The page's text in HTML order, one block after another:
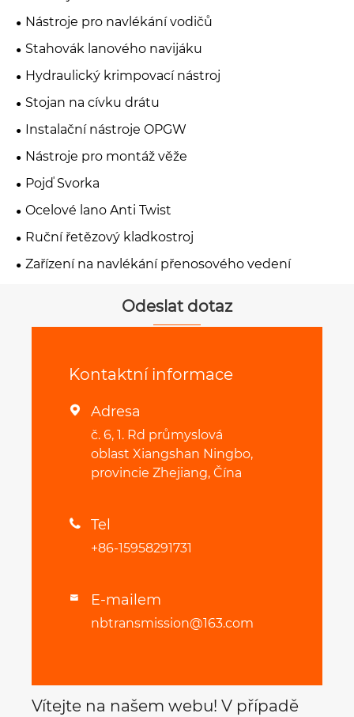
Nástroje pro navlékání vodičů
Stahovák lanového navijáku
Hydraulický krimpovací nástroj
Stojan na cívku drátu
Instalační nástroje OPGW
Nástroje pro montáž věže
Pojď Svorka
Ocelové lano Anti Twist
Ruční řetězový kladkostroj
Zařízení na navlékání přenosového vedení
Odeslat dotaz
Kontaktní informace
 Adresa
č. 6, 1. Rd průmyslová
oblast Xiangshan Ningbo,
provincie Zhejiang, Čína
 Tel
+86-15958291731
 E-mailem
nbtransmission@163.com
Vítejte na našem webu! V případě